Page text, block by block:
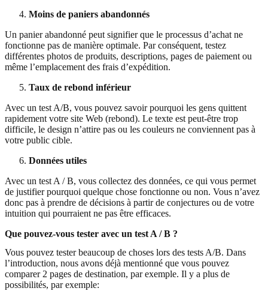
Moins de paniers abandonnés
Un panier abandonné peut signifier que le processus d’achat ne
fonctionne pas de manière optimale. Par conséquent, testez
différentes photos de produits, descriptions, pages de paiement ou
même l’emplacement des frais d’expédition.
Taux de rebond inférieur
Avec un test A/B, vous pouvez savoir pourquoi les gens quittent
rapidement votre site Web (rebond). Le texte est peut-être trop
difficile, le design n’attire pas ou les couleurs ne conviennent pas à
votre public cible.
Données utiles
Avec un test A / B, vous collectez des données, ce qui vous permet
de justifier pourquoi quelque chose fonctionne ou non. Vous n’avez
donc pas à prendre de décisions à partir de conjectures ou de votre
intuition qui pourraient ne pas être efficaces.
Que pouvez-vous tester avec un test A / B ?
Vous pouvez tester beaucoup de choses lors des tests A/B. Dans
l’introduction, nous avons déjà mentionné que vous pouvez
comparer 2 pages de destination, par exemple. Il y a plus de
possibilités, par exemple: